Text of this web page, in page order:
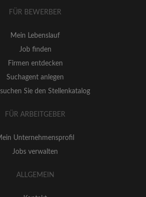
FÜR BEWERBER
Mein Lebenslauf
Job finden
Firmen entdecken
Suchagent anlegen
Sie den Stellenkatalog
FÜR ARBEITGEBER
Unternehmensprofil
Jobs verwalten
ALLGEMEIN